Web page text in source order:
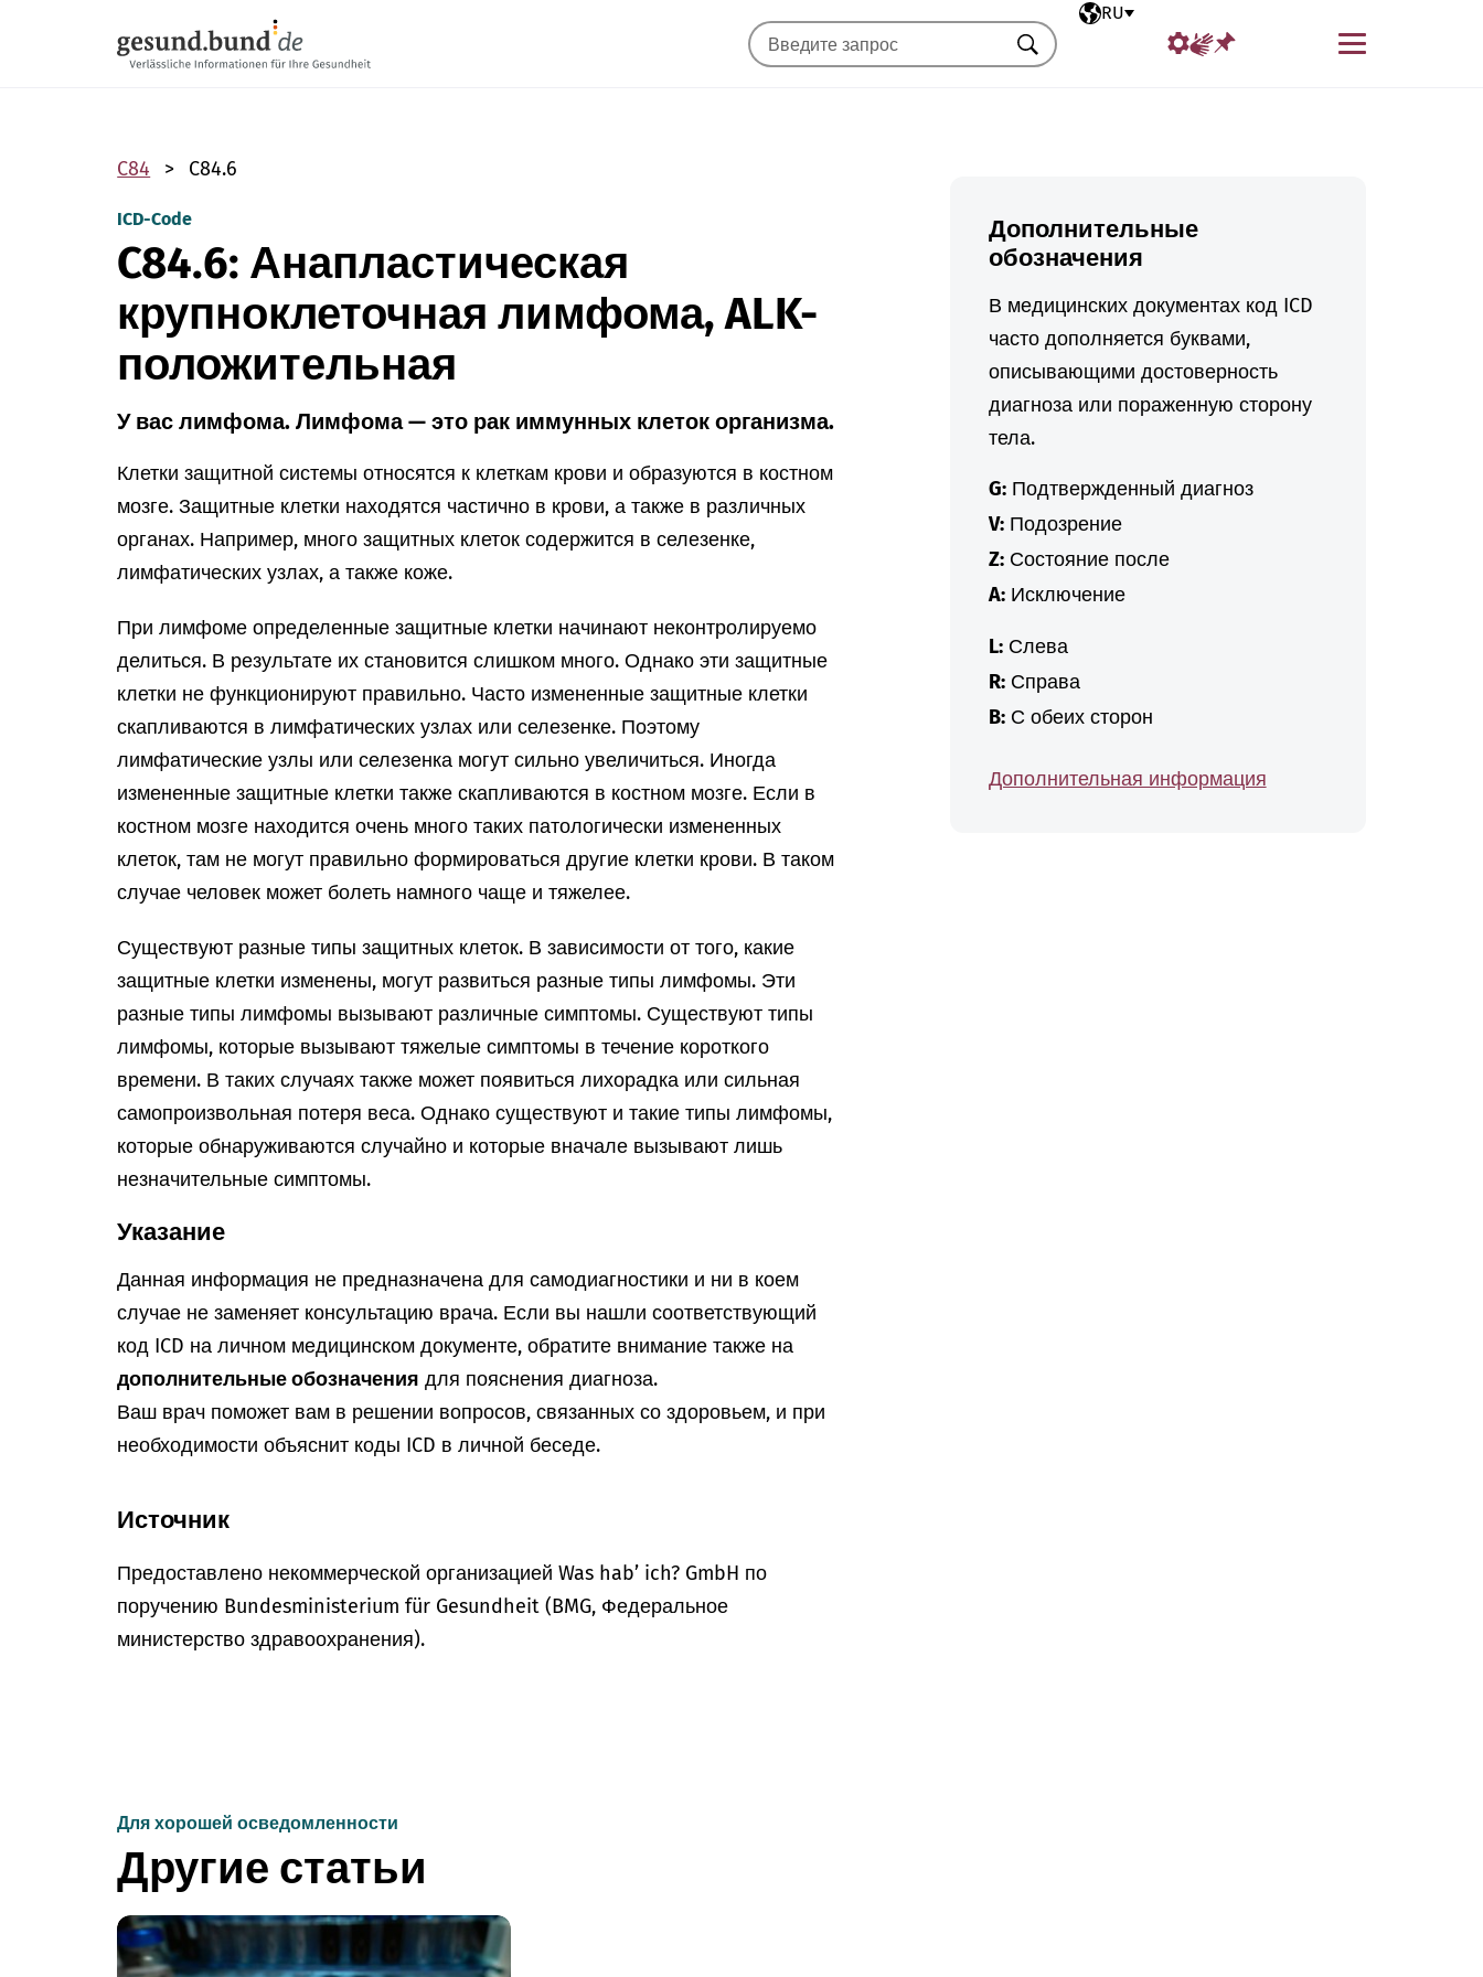
Выбранный язык
RU
Меню
Искать
C84 C84.6
ICD-Code
C84.6: Анапластическая
крупноклеточная лимфома, ALK-
положительная
У вас лимфома. Лимфома — это рак иммунных клеток организма.
Клетки защитной системы относятся к клеткам крови и образуются в костном
мозге. Защитные клетки находятся частично в крови, а также в различных
органах. Например, много защитных клеток содержится в селезенке,
лимфатических узлах, а также коже.
При лимфоме определенные защитные клетки начинают неконтролируемо
делиться. В результате их становится слишком много. Однако эти защитные
клетки не функционируют правильно. Часто измененные защитные клетки
скапливаются в лимфатических узлах или селезенке. Поэтому
лимфатические узлы или селезенка могут сильно увеличиться. Иногда
измененные защитные клетки также скапливаются в костном мозге. Если в
костном мозге находится очень много таких патологически измененных
клеток, там не могут правильно формироваться другие клетки крови. В таком
случае человек может болеть намного чаще и тяжелее.
Существуют разные типы защитных клеток. В зависимости от того, какие
защитные клетки изменены, могут развиться разные типы лимфомы. Эти
разные типы лимфомы вызывают различные симптомы. Существуют типы
лимфомы, которые вызывают тяжелые симптомы в течение короткого
времени. В таких случаях также может появиться лихорадка или сильная
самопроизвольная потеря веса. Однако существуют и такие типы лимфомы,
которые обнаруживаются случайно и которые вначале вызывают лишь
незначительные симптомы.
Указание
Данная информация не предназначена для самодиагностики и ни в коем
случае не заменяет консультацию врача. Если вы нашли соответствующий
код ICD на личном медицинском документе, обратите внимание также на
дополнительные обозначения для пояснения диагноза.
Ваш врач поможет вам в решении вопросов, связанных со здоровьем, и при
необходимости объяснит коды ICD в личной беседе.
Источник
Предоставлено некоммерческой организацией Was hab’ ich? GmbH по
поручению Bundesministerium für Gesundheit (BMG, Федеральное
министерство здравоохранения).
Дополнительные
обозначения
В медицинских документах код ICD
часто дополняется буквами,
описывающими достоверность
диагноза или пораженную сторону
тела.
G:Подтвержденный диагноз
V:Подозрение
Z:Состояние после
A:Исключение
L:Слева
R:Справа
B:С обеих сторон
Дополнительная информация
Для хорошей осведомленности
Другие статьи